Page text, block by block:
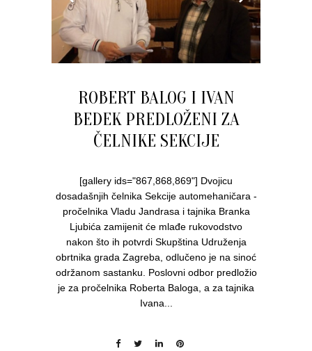
ROBERT BALOG I IVAN
BEDEK PREDLOŽENI ZA
ČELNIKE SEKCIJE
[gallery ids="867,868,869"] Dvojicu
dosadašnjih čelnika Sekcije automehaničara -
pročelnika Vladu Jandrasa i tajnika Branka
Ljubića zamijenit će mlađe rukovodstvo
nakon što ih potvrdi Skupština Udruženja
obrtnika grada Zagreba, odlučeno je na sinoć
održanom sastanku. Poslovni odbor predložio
je za pročelnika Roberta Baloga, a za tajnika
Ivana...